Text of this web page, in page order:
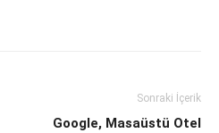
Sonraki İçerik
Google, Masaüstü Otel